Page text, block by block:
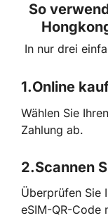
So
In nur drei
1.Online
Wählen Sie
Zahlung ab.
2.Scannen
Überprüfen Sie
eSIM-QR-Code